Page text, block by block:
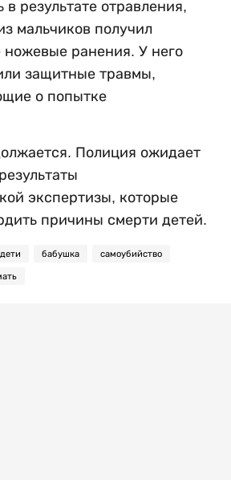
в результате отравления,
мальчиков получил
ранения. У него
защитные травмы,
о попытке
Полиция ожидает
экспертизы, которые
причины смерти детей.
дети бабушка самоубийство